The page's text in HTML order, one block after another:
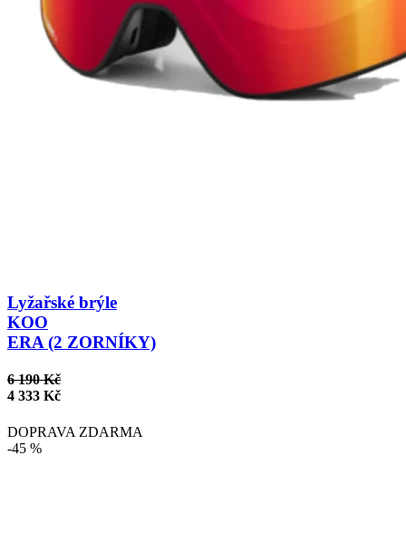
Lyžařské brýle
KOO
ERA (2 ZORNÍKY)
6 190 Kč
4 333 Kč
DOPRAVA ZDARMA
-45 %